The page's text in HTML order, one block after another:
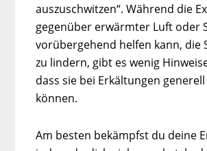
auszuschwitzen“. Während die
gegenüber erwärmter Luft oder
vorübergehend helfen kann, die
zu lindern, gibt es wenig
dass sie bei Erkältungen
können.
Am besten bekämpfst du deine